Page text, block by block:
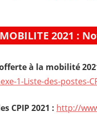
MOBILITE 2021 :
à la mobilité
1-Liste-des-postes-
CPIP 2021 : http://